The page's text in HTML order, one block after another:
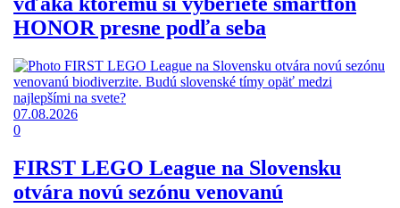
HONOR presne podľa seba
07.08.2026
0
FIRST LEGO League na Slovensku
otvára novú sezónu venovanú